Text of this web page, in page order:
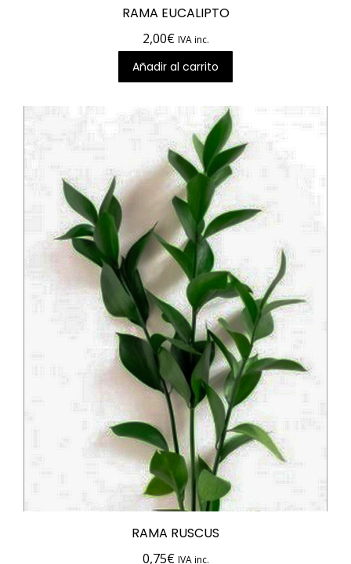
RAMA EUCALIPTO
2,00€ IVA inc.
Añadir al carrito
RAMA RUSCUS
0,75€ IVA inc.